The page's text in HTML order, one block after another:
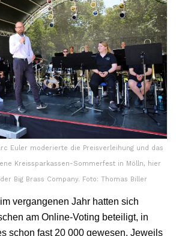
Euler moderierte die Preisverleihung und das
Kreissparkassen-Sommerfest in Mölln, hier
Big Brass Company. Foto: Thomas Biller
vergangenen Jahr hatten sich
am Online-Voting beteiligt, in
schon fast 20 000 gewesen. Jeweils